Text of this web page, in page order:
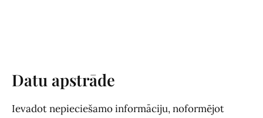
Datu apstrāde
Ievadot nepieciešamo informāciju, noformējot